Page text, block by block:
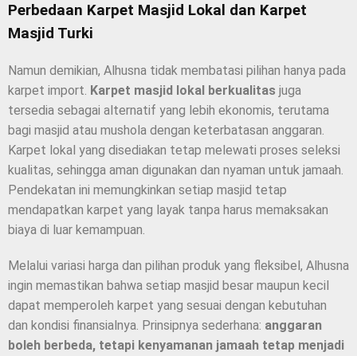
Perbedaan Karpet Masjid Lokal dan Karpet
Masjid Turki
Namun demikian, Alhusna tidak membatasi pilihan hanya pada
karpet import. Karpet masjid lokal berkualitas juga
tersedia sebagai alternatif yang lebih ekonomis, terutama
bagi masjid atau mushola dengan keterbatasan anggaran.
Karpet lokal yang disediakan tetap melewati proses seleksi
kualitas, sehingga aman digunakan dan nyaman untuk jamaah.
Pendekatan ini memungkinkan setiap masjid tetap
mendapatkan karpet yang layak tanpa harus memaksakan
biaya di luar kemampuan.
Melalui variasi harga dan pilihan produk yang fleksibel, Alhusna
ingin memastikan bahwa setiap masjid besar maupun kecil
dapat memperoleh karpet yang sesuai dengan kebutuhan
dan kondisi finansialnya. Prinsipnya sederhana: anggaran
boleh berbeda, tetapi kenyamanan jamaah tetap menjadi